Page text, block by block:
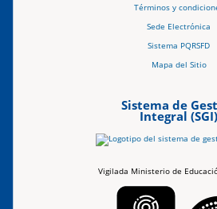
Términos y
Sede Electrónica
Sistema PQRSFD
Mapa del Sitio
Sistema de
Integral (SGI)
Vigilada Ministerio de